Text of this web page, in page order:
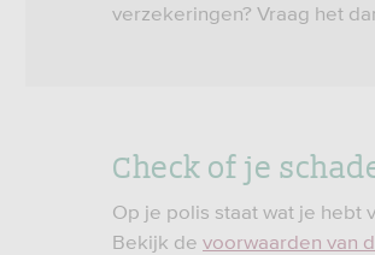
verzekeringen? Vraag het
Check of je
Op je polis staat wat je hebt
Bekijk de voorwaarden van